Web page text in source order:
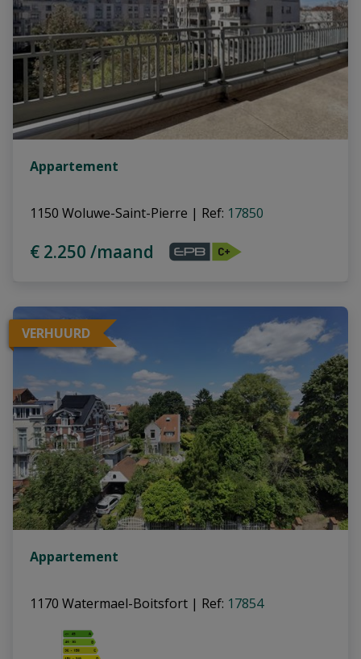
Appartement
1150 Woluwe-Saint-Pierre | Ref: 17850
€ 2.250 /maand
VERHUURD
Appartement
1170 Watermael-Boitsfort | Ref: 17854